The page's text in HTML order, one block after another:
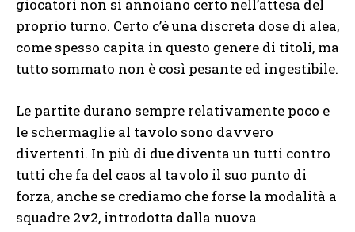
giocatori non si annoiano certo nell’attesa del
proprio turno. Certo c’è una discreta dose di alea,
come spesso capita in questo genere di titoli, ma
tutto sommato non è così pesante ed ingestibile.
Le partite durano sempre relativamente poco e
le schermaglie al tavolo sono davvero
divertenti. In più di due diventa un tutti contro
tutti che fa del caos al tavolo il suo punto di
forza, anche se crediamo che forse la modalità a
squadre 2v2, introdotta dalla nuova